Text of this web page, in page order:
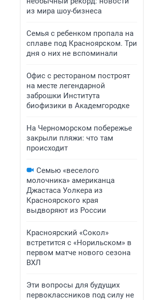
из мира шоу-бизнеса
Семья с ребенком пропала на
сплаве под Красноярском. Три
дня о них не вспоминали
Офис с рестораном построят
на месте легендарной
заброшки Института
биофизики в Академгородке
На Черноморском побережье
закрыли пляжи: что там
происходит
Семью «веселого
молочника» американца
Джастаса Уолкера из
Красноярского края
выдворяют из России
Красноярский «Сокол»
встретится с «Норильском» в
первом матче нового сезона
ВХЛ
Эти вопросы для будущих
первоклассников под силу не